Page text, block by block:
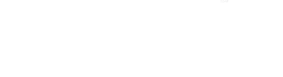
Suche nach schönen Schuhen für den Alltag